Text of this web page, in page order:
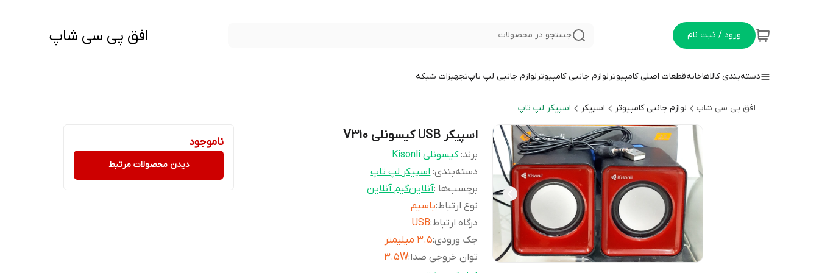
ورود / ثبت نام جستجو در محصولات افق پی سی شاپ
دسته‌بندی کالاهاخانهقطعات اصلی کامپیوترلوازم جانبی کامپیوترلوازم جانبی لپ تاپتجهیزات شبکه
افق پی سی شاپ لوازم جانبی کامپیوتر اسپیکر اسپیکر لپ تاپ
اسپیکر USB کیسونلی V310
برند: کیسونلی Kisonli
دسته‌بندی:اسپیکر لپ تاپ
برچسب‌ها :آنلاینگیم آنلاین
نوع ارتباط:باسیم
درگاه ارتباط:
USB
جک ورودی:3.5 میلیمتر
توان خروجی صدا:
3.5W
ناموجود
دیدن محصولات مرتبط